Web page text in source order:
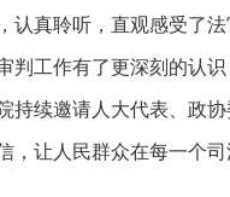
认真聆听，直观感受了
判工作有了更深刻的认
持续邀请人大代表、政
，让人民群众在每一个